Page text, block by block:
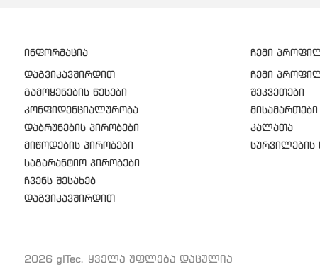
ინფორმაცია
დაგვიკავშირდით
გამოყენების წესები
კონფიდენციალურობა
დაბრუნების პირობები
მიწოდების პირობები
საგარანტიო პირობები
ჩვენს შესახებ
დაგვიკავშირდით
ჩემი
ჩემი
შეკვეთები
მისამართები
კალათა
სურვილების
2026 gITec. ყველა უფლება დაცულია